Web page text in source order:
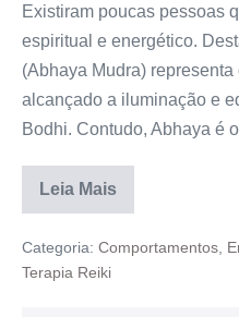
Existiram poucas pessoas
espiritual e energético.
(Abhaya Mudra)
alcançado a iluminação e
Bodhi. Contudo, Abhaya é
Leia Mais
Categoria: Comportamentos
Terapia Reiki